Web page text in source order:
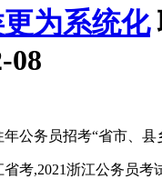
为系统化
08
年公务员招考“省市、县
省考,2021浙江公务员考